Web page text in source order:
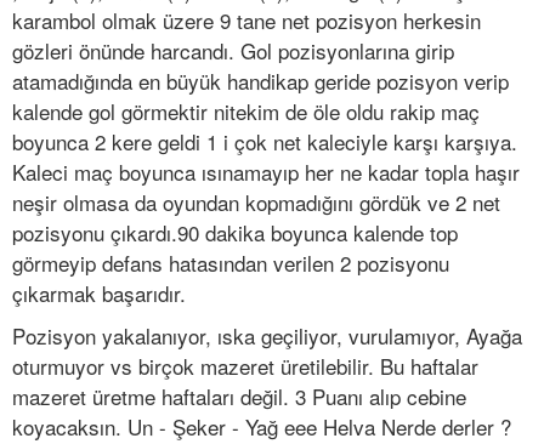
karambol olmak üzere 9 tane net pozisyon herkesin
gözleri önünde harcandı. Gol pozisyonlarına girip
atamadığında en büyük handikap geride pozisyon verip
kalende gol görmektir nitekim de öle oldu rakip maç
boyunca 2 kere geldi 1 i çok net kaleciyle karşı karşıya.
Kaleci maç boyunca ısınamayıp her ne kadar topla haşır
neşir olmasa da oyundan kopmadığını gördük ve 2 net
pozisyonu çıkardı.90 dakika boyunca kalende top
görmeyip defans hatasından verilen 2 pozisyonu
çıkarmak başarıdır.
Pozisyon yakalanıyor, ıska geçiliyor, vurulamıyor, Ayağa
oturmuyor vs birçok mazeret üretilebilir. Bu haftalar
mazeret üretme haftaları değil. 3 Puanı alıp cebine
koyacaksın. Un - Şeker - Yağ eee Helva Nerde derler ?